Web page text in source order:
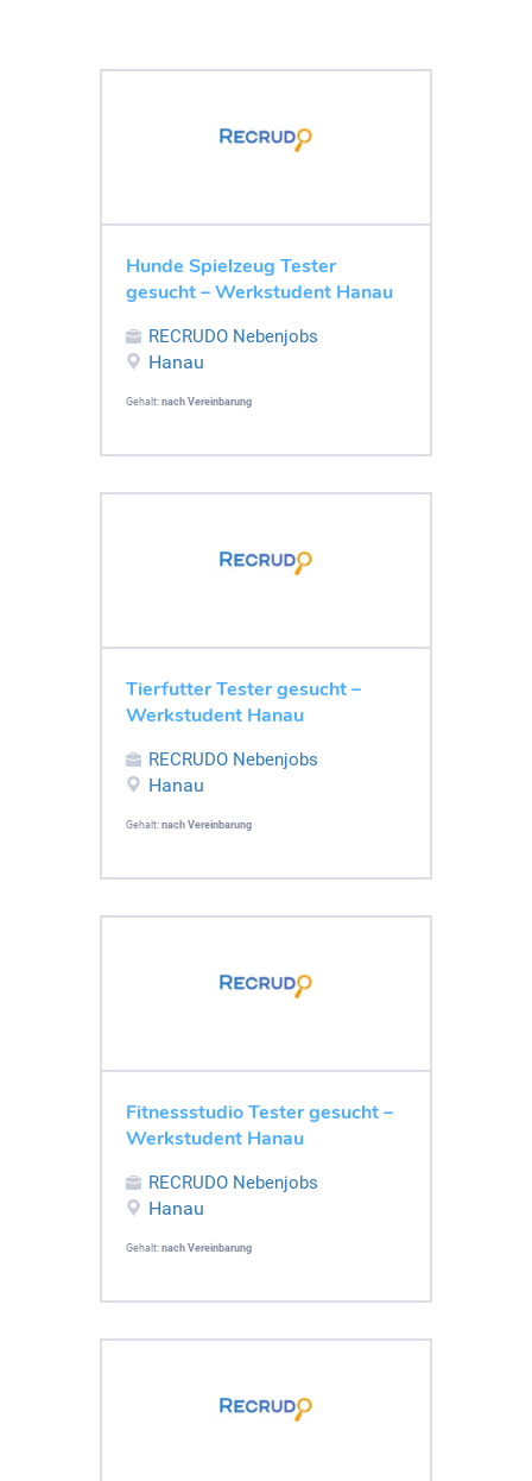
Hunde Spielzeug Tester
gesucht – Werkstudent Hanau
RECRUDO Nebenjobs
Hanau
Gehalt: nach Vereinbarung
Tierfutter Tester gesucht –
Werkstudent Hanau
RECRUDO Nebenjobs
Hanau
Gehalt: nach Vereinbarung
Fitnessstudio Tester gesucht –
Werkstudent Hanau
RECRUDO Nebenjobs
Hanau
Gehalt: nach Vereinbarung